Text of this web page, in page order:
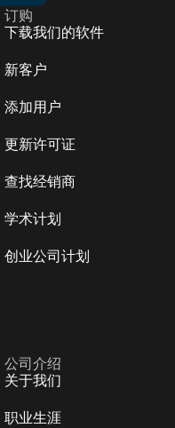
订购
下载我们的软件
新客户
添加用户
更新许可证
查找经销商
学术计划
创业公司计划
公司介绍
关于我们
职业生涯